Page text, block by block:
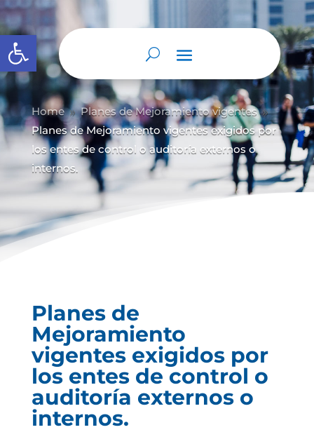
Abrir barra de herramientas
Home 9 Planes de Mejoramiento vigentes 9
Planes de Mejoramiento vigentes exigidos por
los entes de control o auditoría externos o
internos.
Planes de
Mejoramiento
vigentes exigidos por
los entes de control o
auditoría externos o
internos.